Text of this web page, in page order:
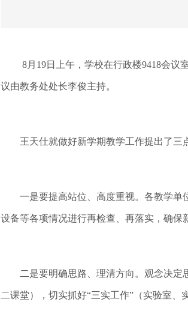
8月19日上午，学校在行政楼9418会
议由教务处处长李俊主持。
王天仕就做好新学期教学工作提出了三
一是要提高站位、高度重视。各教学单位
设备等各项情况进行再检查、再落实，确保
二是要明确思路、理清方向。观念决定思
二课堂），切实抓好“三实工作”（实验室